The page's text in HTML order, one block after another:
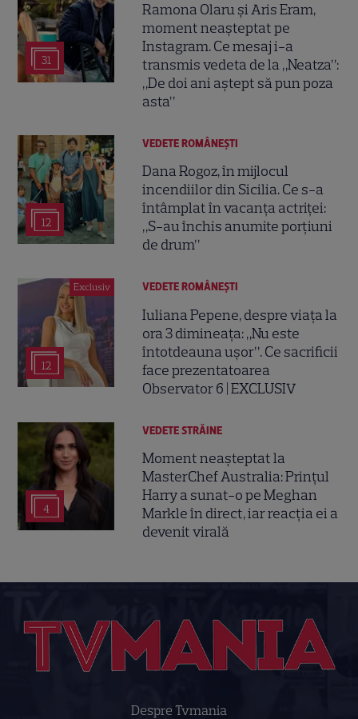
31
Ramona Olaru și Aris Eram,
moment neașteptat pe
Instagram. Ce mesaj i-a
transmis vedeta de la „Neatza”:
„De doi ani aștept să pun poza
asta”
12
VEDETE ROMÂNEŞTI
Dana Rogoz, în mijlocul
incendiilor din Sicilia. Ce s-a
întâmplat în vacanța actriței:
„S-au închis anumite porțiuni
de drum”
Exclusiv
12
VEDETE ROMÂNEŞTI
Iuliana Pepene, despre viața la
ora 3 dimineața: „Nu este
întotdeauna ușor”. Ce sacrificii
face prezentatoarea
Observator 6 | EXCLUSIV
4
VEDETE STRĂINE
Moment neașteptat la
MasterChef Australia: Prințul
Harry a sunat-o pe Meghan
Markle în direct, iar reacția ei a
devenit virală
Despre Tvmania